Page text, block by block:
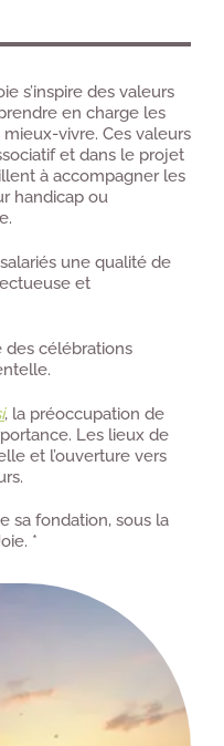
s’inspire des valeurs
en charge les
vivre. Ces valeurs
et dans le projet
à accompagner les
handicap ou
une qualité de
et
des célébrations
, la préoccupation de
Les lieux de
et l’ouverture vers
sa fondation, sous la
*